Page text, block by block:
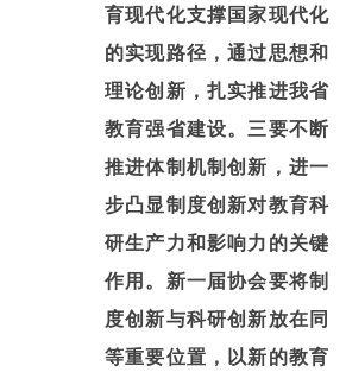
育现代化支撑国家现代化
的实现路径，通过思想和
理论创新，扎实推进我省
教育强省建设。 三要不断
推进体制机制创新，进一
步凸显制度创新对教育科
研生产力和影响力的关键
作用。 新一届协会要将制
度创新与科研创新放在同
等重要位置，以新的教育